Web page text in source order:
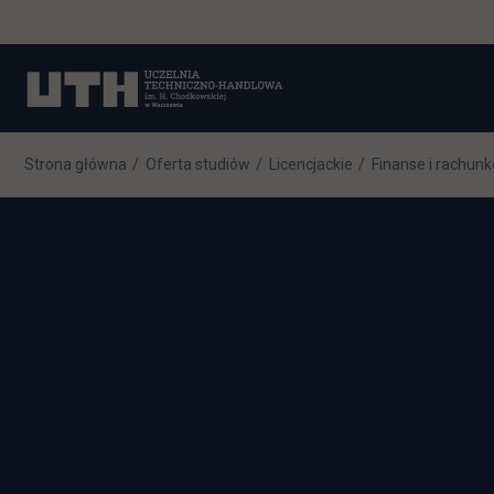
Strona główna Oferta studiów Licencjackie Finanse i